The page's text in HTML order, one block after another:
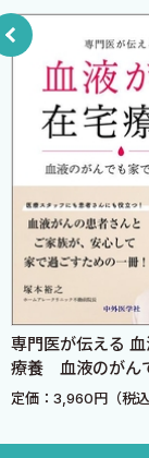
13. APLの至適な
14. APLの至適な
15. APLの寛解導
16. APLの地固め
裕 安達美和〉
17. APLの治療
18. APLの治療方
出の意義は？ 〈
19. 亜ヒ酸で第2
〈初見菜穂子 佐倉
20. APLに合併す
倉徹〉
21. 混合表現型急
専門医が伝える
療養 血液のがん
ごせる
定価：3,960円（税込